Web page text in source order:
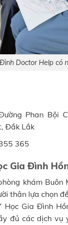
Doctor Help có
Phan Bội
Đắk Lắk
365
Gia Đình
khám Buôn
thân lựa chọn
Gia Đình
đủ các dịch vụ